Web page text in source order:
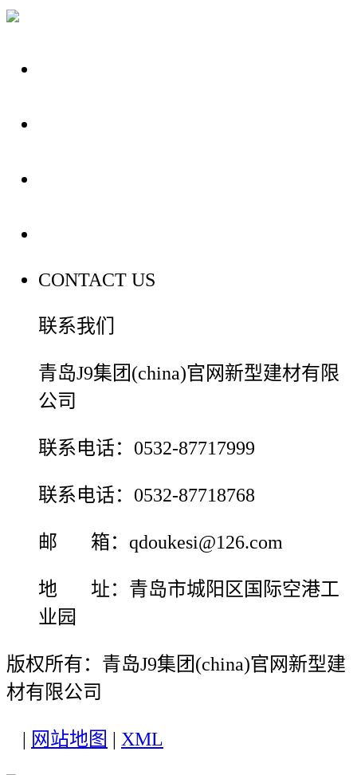
CONTACT US
联系我们
青岛J9集团(china)官网新型建材有限
公司
联系电话：0532-87717999
联系电话：0532-87718768
邮 箱：qdoukesi@126.com
地 址：青岛市城阳区国际空港工
业园
版权所有：青岛J9集团(china)官网新型建
材有限公司
网站地图 XML